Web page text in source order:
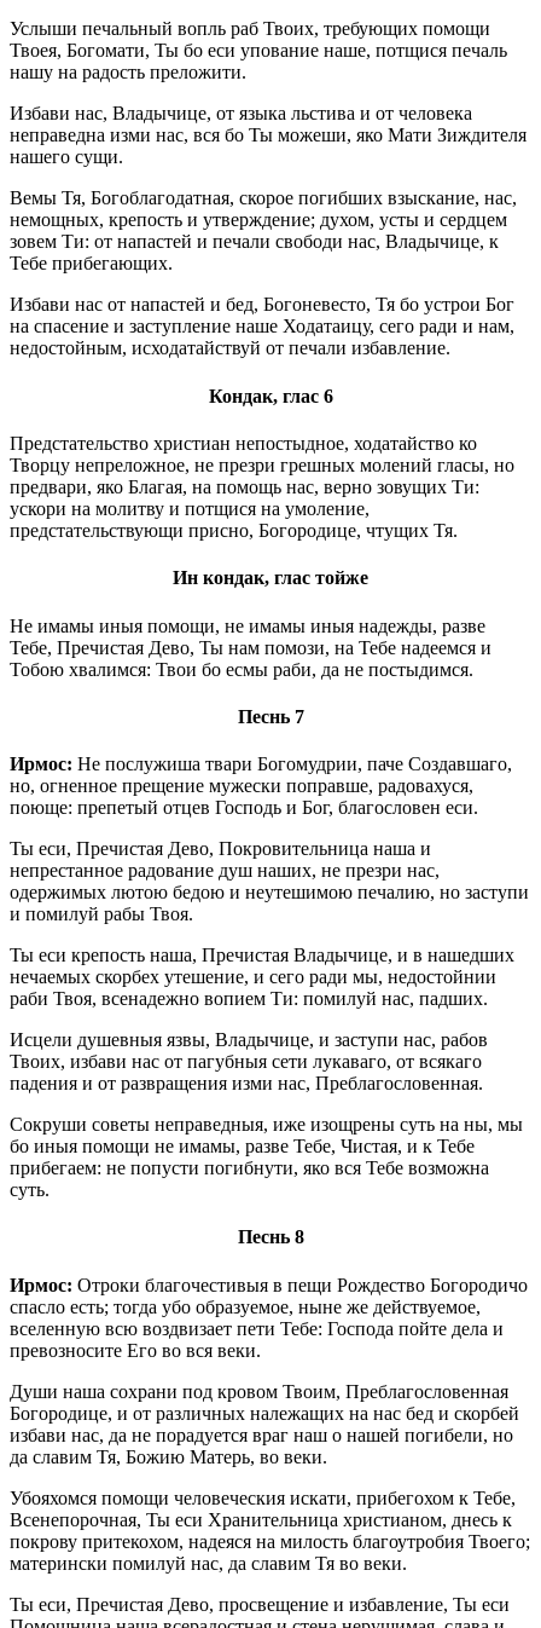
Услыши печальный вопль раб Твоих, требующих помощи
Твоея, Богомати, Ты бо еси упование наше, потщися печаль
нашу на радость преложити.
Избави нас, Владычице, от языка льстива и от человека
неправедна изми нас, вся бо Ты можеши, яко Мати Зиждителя
нашего сущи.
Вемы Тя, Богоблагодатная, скорое погибших взыскание, нас,
немощных, крепость и утверждение; духом, усты и сердцем
зовем Ти: от напастей и печали свободи нас, Владычице, к
Тебе прибегающих.
Избави нас от напастей и бед, Богоневесто, Тя бо устрои Бог
на спасение и заступление наше Ходатаицу, сего ради и нам,
недостойным, исходатайствуй от печали избавление.
Кондак, глас 6
Предстательство христиан непостыдное, ходатайство ко
Творцу непреложное, не презри грешных молений гласы, но
предвари, яко Благая, на помощь нас, верно зовущих Ти:
ускори на молитву и потщися на умоление,
предстательствующи присно, Богородице, чтущих Тя.
Ин кондак, глас тойже
Не имамы иныя помощи, не имамы иныя надежды, разве
Тебе, Пречистая Дево, Ты нам помози, на Тебе надеемся и
Тобою хвалимся: Твои бо есмы раби, да не постыдимся.
Песнь 7
Ирмос: Не послужиша твари Богомудрии, паче Создавшаго,
но, огненное прещение мужески поправше, радовахуся,
поюще: препетый отцев Господь и Бог, благословен еси.
Ты еси, Пречистая Дево, Покровительница наша и
непрестанное радование душ наших, не презри нас,
одержимых лютою бедою и неутешимою печалию, но заступи
и помилуй рабы Твоя.
Ты еси крепость наша, Пречистая Владычице, и в нашедших
нечаемых скорбех утешение, и сего ради мы, недостойнии
раби Твоя, всенадежно вопием Ти: помилуй нас, падших.
Исцели душевныя язвы, Владычице, и заступи нас, рабов
Твоих, избави нас от пагубныя сети лукаваго, от всякаго
падения и от развращения изми нас, Преблагословенная.
Сокруши советы неправедныя, иже изощрены суть на ны, мы
бо иныя помощи не имамы, разве Тебе, Чистая, и к Тебе
прибегаем: не попусти погибнути, яко вся Тебе возможна
суть.
Песнь 8
Ирмос: Отроки благочестивыя в пещи Рождество Богородичо
спасло есть; тогда убо образуемое, ныне же действуемое,
вселенную всю воздвизает пети Тебе: Господа пойте дела и
превозносите Его во вся веки.
Души наша сохрани под кровом Твоим, Преблагословенная
Богородице, и от различных належащих на нас бед и скорбей
избави нас, да не порадуется враг наш о нашей погибели, но
да славим Тя, Божию Матерь, во веки.
Убояхомся помощи человеческия искати, прибегохом к Тебе,
Всенепорочная, Ты еси Хранительница христианом, днесь к
покрову притекохом, надеяся на милость благоутробия Твоего;
матерински помилуй нас, да славим Тя во веки.
Ты еси, Пречистая Дево, просвещение и избавление, Ты еси